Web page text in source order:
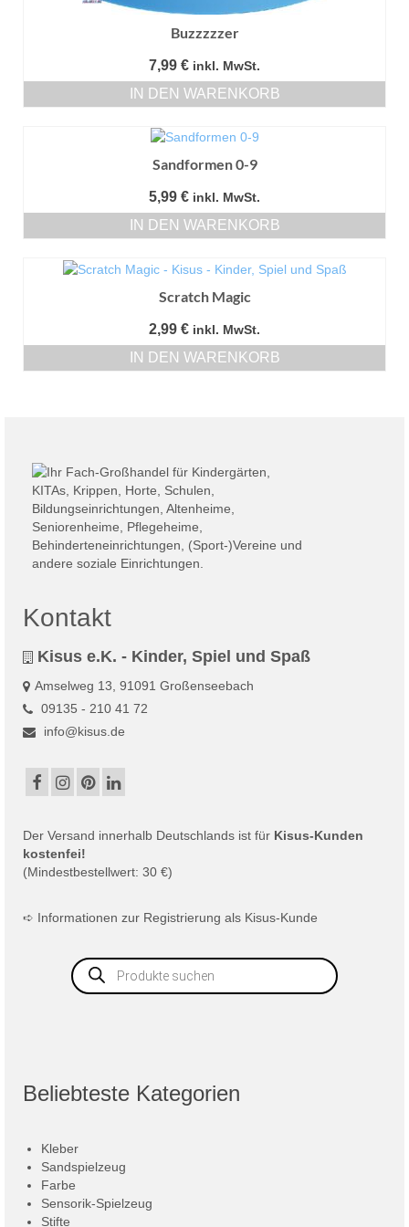
Buzzzzzer
7,99 € inkl. MwSt.
IN DEN WARENKORB
Sandformen 0-9
5,99 € inkl. MwSt.
IN DEN WARENKORB
Scratch Magic
2,99 € inkl. MwSt.
IN DEN WARENKORB
Kontakt
Kisus e.K. - Kinder, Spiel und Spaß
Amselweg 13, 91091 Großenseebach
09135 - 210 41 72
info@kisus.de
Der Versand innerhalb Deutschlands ist für Kisus-Kunden
kostenfei!
(Mindestbestellwert: 30 €)
➪ Informationen zur Registrierung als Kisus-Kunde
Products
search
Beliebteste Kategorien
Kleber
Sandspielzeug
Farbe
Sensorik-Spielzeug
Stifte